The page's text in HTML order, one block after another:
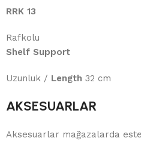
RRK 13
Rafkolu
Shelf Support
Uzunluk / Length 32 cm
AKSESUARLAR
Aksesuarlar mağazalarda